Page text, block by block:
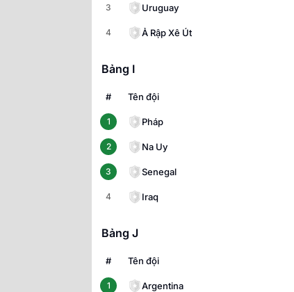
3 Uruguay
4 Ả Rập Xê Út
Bảng I
# Tên đội
1 Pháp
2 Na Uy
3 Senegal
4 Iraq
Bảng J
# Tên đội
1 Argentina